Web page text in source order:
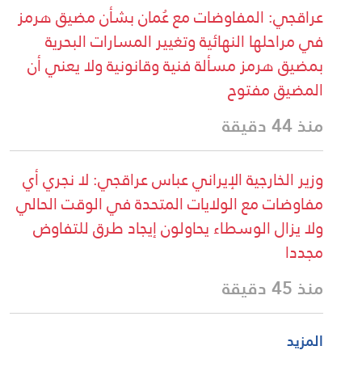
عراقجي: المفاوضات مع عُمان بشأن مضيق هرمز
في مراحلها النهائية وتغيير المسارات البحرية
بمضيق هرمز مسألة فنية وقانونية ولا يعني أن
المضيق مفتوح
منذ 44 دقيقة
وزير الخارجية الإيراني عباس عراقجي: لا نجري أي
مفاوضات مع الولايات المتحدة في الوقت الحالي
ولا يزال الوسطاء يحاولون إيجاد طرق للتفاوض
مجددا
منذ 45 دقيقة
المزيد